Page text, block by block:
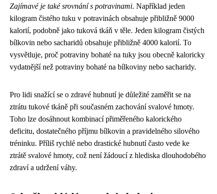
Zajímavé je také srovnání s potravinami. Například jeden
kilogram čistého tuku v potravinách obsahuje přibližně 9000
kalorií, podobně jako tuková tkáň v těle. Jeden kilogram čistých
bílkovin nebo sacharidů obsahuje přibližně 4000 kalorií. To
vysvětluje, proč potraviny bohaté na tuky jsou obecně kaloricky
vydatnější než potraviny bohaté na bílkoviny nebo sacharidy.
Pro lidi snažící se o zdravé hubnutí je důležité zaměřit se na
ztrátu tukové tkáně při současném zachování svalové hmoty.
Toho lze dosáhnout kombinací přiměřeného kalorického
deficitu, dostatečného příjmu bílkovin a pravidelného silového
tréninku. Příliš rychlé nebo drastické hubnutí často vede ke
ztrátě svalové hmoty, což není žádoucí z hlediska dlouhodobého
zdraví a udržení váhy.